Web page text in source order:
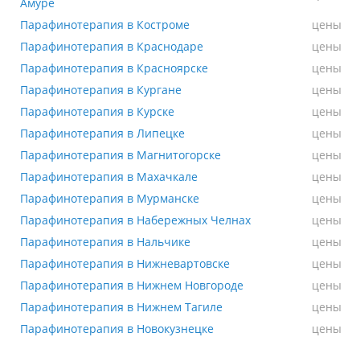
Парафинотерапия в Костроме
Парафинотерапия в Костроме цены
Парафинотерапия в Краснодаре
Парафинотерапия в Краснодаре цены
Парафинотерапия в Красноярске
Парафинотерапия в Красноярске цены
Парафинотерапия в Кургане
Парафинотерапия в Кургане цены
Парафинотерапия в Курске
Парафинотерапия в Курске цены
Парафинотерапия в Липецке
Парафинотерапия в Липецке цены
Парафинотерапия в Магнитогорске
Парафинотерапия в Магнитогорске цены
Парафинотерапия в Махачкале
Парафинотерапия в Махачкале цены
Парафинотерапия в Мурманске
Парафинотерапия в Мурманске цены
Парафинотерапия в Набережных Челнах
Парафинотерапия в Набережных Челнах цены
Парафинотерапия в Нальчике
Парафинотерапия в Нальчике цены
Парафинотерапия в Нижневартовске
Парафинотерапия в Нижневартовске цены
Парафинотерапия в Нижнем Новгороде
Парафинотерапия в Нижнем Новгороде цены
Парафинотерапия в Нижнем Тагиле
Парафинотерапия в Нижнем Тагиле цены
Парафинотерапия в Новокузнецке
Парафинотерапия в Новокузнецке цены